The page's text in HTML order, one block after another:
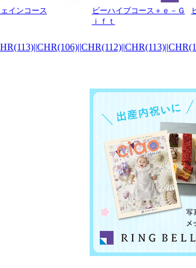
インコース
ビーハイブコース＋ｅ－Ｇ
ｉｆｔ